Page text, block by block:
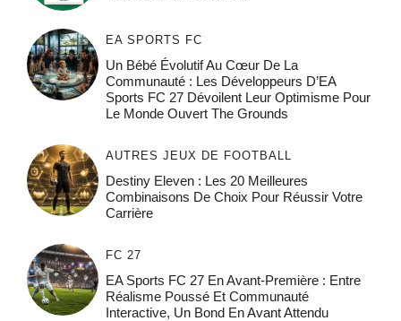
EA SPORTS FC
Un Bébé Évolutif Au Cœur De La
Communauté : Les Développeurs D’EA
Sports FC 27 Dévoilent Leur Optimisme Pour
Le Monde Ouvert The Grounds
AUTRES JEUX DE FOOTBALL
Destiny Eleven : Les 20 Meilleures
Combinaisons De Choix Pour Réussir Votre
Carrière
FC 27
EA Sports FC 27 En Avant-Première : Entre
Réalisme Poussé Et Communauté
Interactive, Un Bond En Avant Attendu